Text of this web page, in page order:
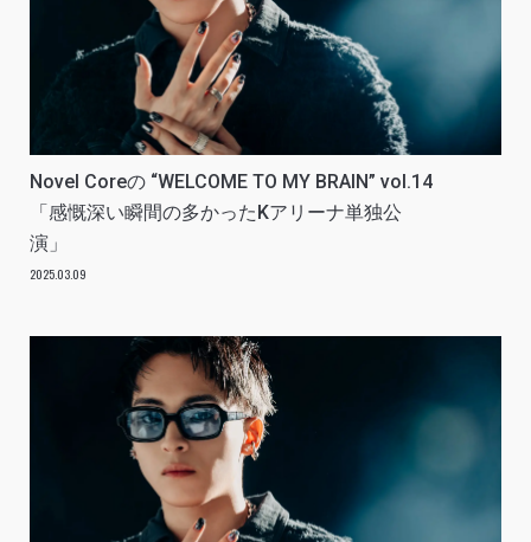
Novel Coreの “WELCOME TO MY BRAIN” vol.14
「感慨深い瞬間の多かったKアリーナ単独公
演」
2025.03.09